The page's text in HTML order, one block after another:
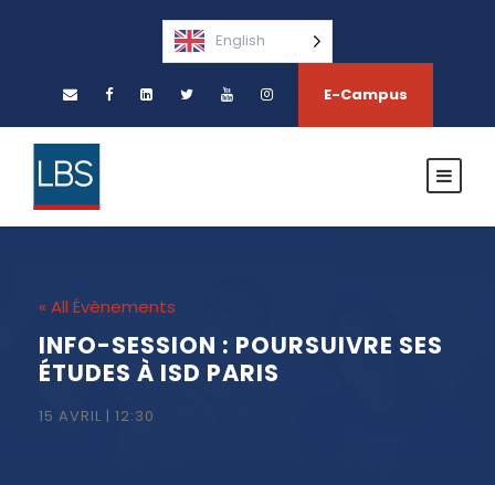
English
E-Campus
« All Évènements
INFO-SESSION : POURSUIVRE SES
ÉTUDES À ISD PARIS
15 AVRIL | 12:30